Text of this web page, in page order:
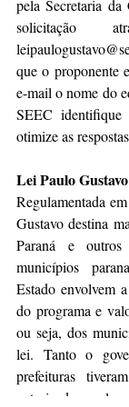
pela Secretaria
solicitação
que o proponente
e-mail o nome do
SEEC
otimize as
Lei Paulo Gustavo
Regulamentada
Gustavo destina
Paraná e
municípios
Estado envolvem
do programa e
ou seja, dos
lei. Tanto o
prefeituras
autorizados pelo